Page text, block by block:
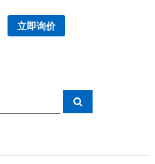
立即询价
S
e